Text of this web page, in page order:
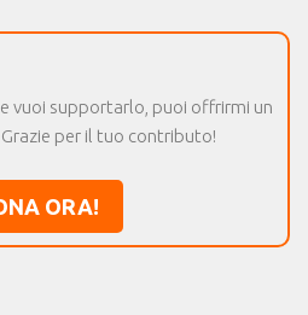
vuoi supportarlo, puoi offrirmi un
per il tuo contributo!
ORA!